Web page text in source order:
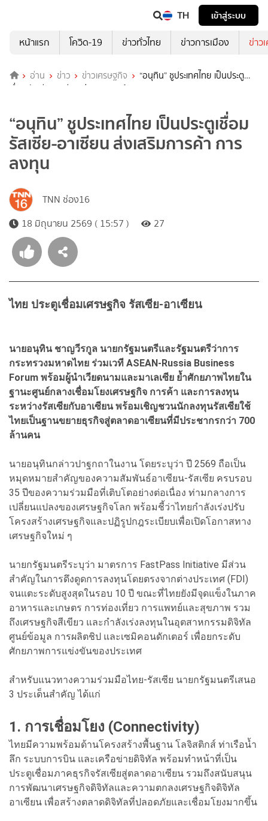
TH
เข้าสู่ระบบ
หน้าแรก
โควิด-19 ข่าวทั่วไทย ข่าวการเมือง ข่าว
อ่าน ข่าว ข่าวเศรษฐกิจ
“อนุทิน” ชูประเทศไทย เป็นประตู
เชื่อม รัสเซีย-อาเซียน ส่งเสริมการค้า การลงทุน
“อนุทิน” ชูประเทศไทย เป็นประตูเชื่อม
รัสเซีย-อาเซียน ส่งเสริมการค้า การ
ลงทุน
TNN ช่อง16
18 มิถุนายน 2569 ( 15:57 )
27
ไทย ประตูเชื่อมเศรษฐกิจ รัสเซีย-อาเซียน
นายอนุทิน ชาญวีรกูล นายกรัฐมนตรีและรัฐมนตรีว่าการ
กระทรวงมหาดไทย ร่วมเวที ASEAN-Russia Business
Forum พร้อมผู้นำเวียดนามและมาเลเซีย ย้ำศักยภาพไทยใน
ฐานะศูนย์กลางเชื่อมโยงเศรษฐกิจ การค้า และการลงทุน
ระหว่างรัสเซียกับอาเซียน พร้อมเชิญชวนนักลงทุนรัสเซียใช้
ไทยเป็นฐานขยายธุรกิจสู่ตลาดอาเซียนที่มีประชากรกว่า 700
ล้านคน
นายอนุทินกล่าวปาฐกถาในงาน โดยระบุว่า ปี 2569 ถือเป็น
หมุดหมายสำคัญของความสัมพันธ์อาเซียน-รัสเซีย ครบรอบ
35 ปีของความร่วมมือที่เติบโตอย่างต่อเนื่อง ท่ามกลางการ
เปลี่ยนแปลงของเศรษฐกิจโลก พร้อมชี้ว่าไทยกำลังเร่งปรับ
โครงสร้างเศรษฐกิจและปฏิรูปกฎระเบียบเพื่อเปิดโอกาสทาง
เศรษฐกิจใหม่ ๆ
นายกรัฐมนตรีระบุว่า มาตรการ FastPass Initiative มีส่วน
สำคัญในการดึงดูดการลงทุนโดยตรงจากต่างประเทศ (FDI)
จนแตะระดับสูงสุดในรอบ 10 ปี ขณะที่ไทยยังมีจุดแข็งในภาค
อาหารและเกษตร การท่องเที่ยว การแพทย์และสุขภาพ รวม
ถึงเศรษฐกิจสีเขียว และกำลังเร่งลงทุนในอุตสาหกรรมดิจิทัล
ศูนย์ข้อมูล การผลิตชิป และเซมิคอนดักเตอร์ เพื่อยกระดับ
ศักยภาพการแข่งขันของประเทศ
สำหรับแนวทางความร่วมมือไทย-รัสเซีย นายกรัฐมนตรีเสนอ
3 ประเด็นสำคัญ ได้แก่
1. การเชื่อมโยง (Connectivity)
ไทยมีความพร้อมด้านโครงสร้างพื้นฐาน โลจิสติกส์ ท่าเรือน้ำ
ลึก ระบบการบิน และเครือข่ายดิจิทัล พร้อมทำหน้าที่เป็น
ประตูเชื่อมภาคธุรกิจรัสเซียสู่ตลาดอาเซียน รวมถึงสนับสนุน
การพัฒนาเศรษฐกิจดิจิทัลและความตกลงเศรษฐกิจดิจิทัล
อาเซียน เพื่อสร้างตลาดดิจิทัลที่ปลอดภัยและเชื่อมโยงมากขึ้น